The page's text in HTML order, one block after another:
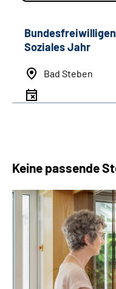
Soziales Jahr
Bad Steben
Keine passende